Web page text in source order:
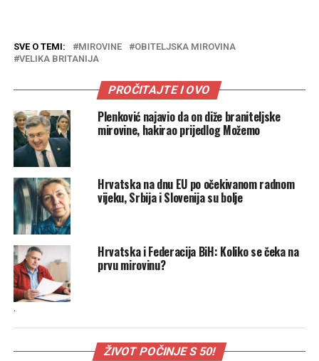
SVE O TEMI: MIROVINE
OBITELJSKA MIROVINA
VELIKA BRITANIJA
PROČITAJTE I OVO
Plenković najavio da on diže braniteljske
mirovine, hakirao prijedlog Možemo
Hrvatska na dnu EU po očekivanom radnom
vijeku, Srbija i Slovenija su bolje
Hrvatska i Federacija BiH: Koliko se čeka na
prvu mirovinu?
.
ŽIVOT POČINJE S 50!